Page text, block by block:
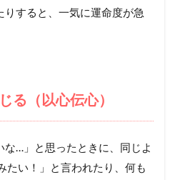
すると、一気に運命度が急
る（以心伝心）
…」と思ったときに、同じよ
たい！」と言われたり、何も